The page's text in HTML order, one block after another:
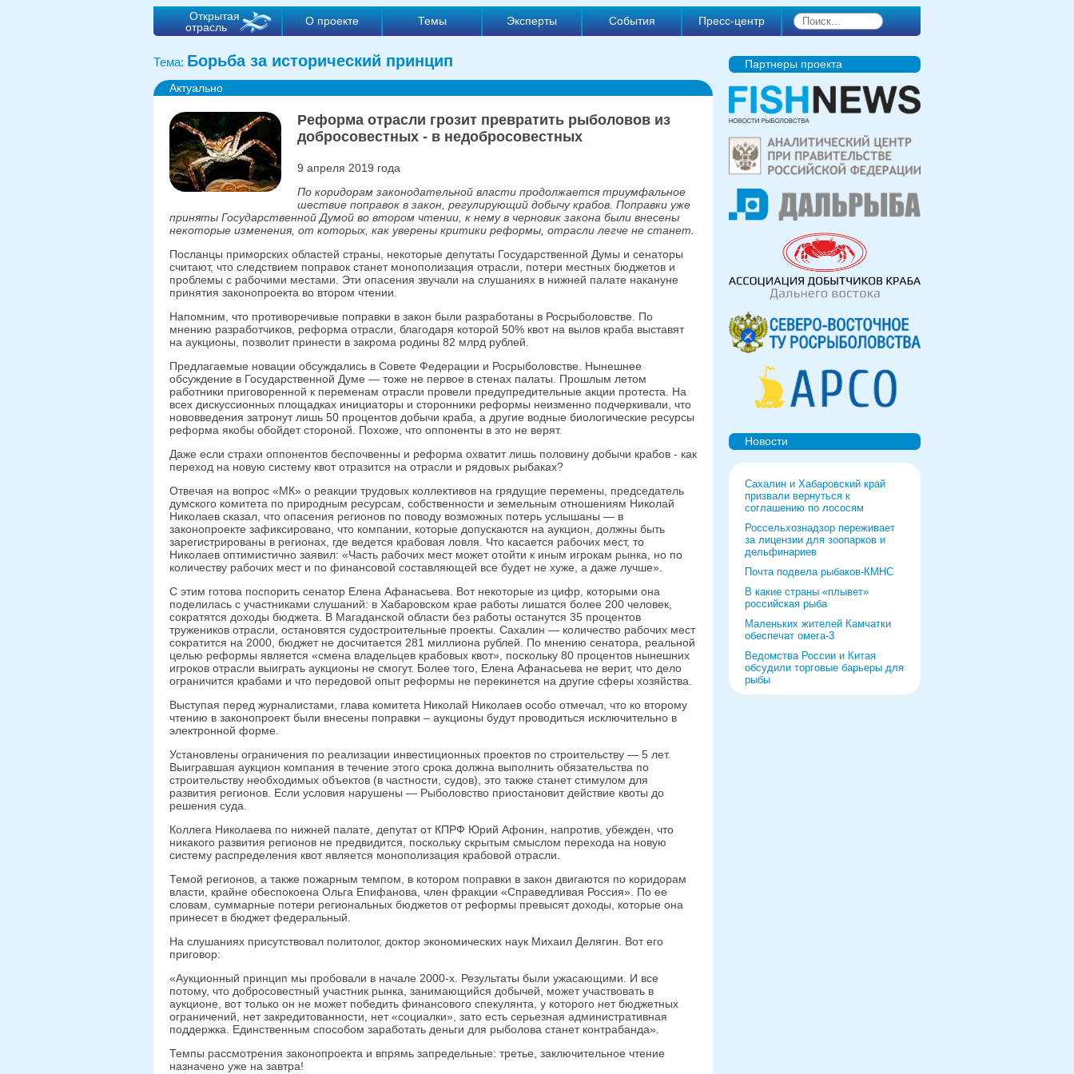
Открытая
отрасль
О проекте Темы Эксперты События Пресс-центр
Тема: Борьба за исторический принцип
Актуально
Реформа отрасли грозит превратить рыболовов из
добросовестных - в недобросовестных
9 апреля 2019 года
По коридорам законодательной власти продолжается триумфальное
шествие поправок в закон, регулирующий добычу крабов. Поправки уже
приняты Государственной Думой во втором чтении, к нему в черновик закона были внесены
некоторые изменения, от которых, как уверены критики реформы, отрасли легче не станет.
Посланцы приморских областей страны, некоторые депутаты Государственной Думы и сенаторы
считают, что следствием поправок станет монополизация отрасли, потери местных бюджетов и
проблемы с рабочими местами. Эти опасения звучали на слушаниях в нижней палате накануне
принятия законопроекта во втором чтении.
Напомним, что противоречивые поправки в закон были разработаны в Росрыболовстве. По
мнению разработчиков, реформа отрасли, благодаря которой 50% квот на вылов краба выставят
на аукционы, позволит принести в закрома родины 82 млрд рублей.
Предлагаемые новации обсуждались в Совете Федерации и Росрыболовстве. Нынешнее
обсуждение в Государственной Думе — тоже не первое в стенах палаты. Прошлым летом
работники приговоренной к переменам отрасли провели предупредительные акции протеста. На
всех дискуссионных площадках инициаторы и сторонники реформы неизменно подчеркивали, что
нововведения затронут лишь 50 процентов добычи краба, а другие водные биологические ресурсы
реформа якобы обойдет стороной. Похоже, что оппоненты в это не верят.
Даже если страхи оппонентов беспочвенны и реформа охватит лишь половину добычи крабов - как
переход на новую систему квот отразится на отрасли и рядовых рыбаках?
Отвечая на вопрос «МК» о реакции трудовых коллективов на грядущие перемены, председатель
думского комитета по природным ресурсам, собственности и земельным отношениям Николай
Николаев сказал, что опасения регионов по поводу возможных потерь услышаны — в
законопроекте зафиксировано, что компании, которые допускаются на аукцион, должны быть
зарегистрированы в регионах, где ведется крабовая ловля. Что касается рабочих мест, то
Николаев оптимистично заявил: «Часть рабочих мест может отойти к иным игрокам рынка, но по
количеству рабочих мест и по финансовой составляющей все будет не хуже, а даже лучше».
С этим готова поспорить сенатор Елена Афанасьева. Вот некоторые из цифр, которыми она
поделилась с участниками слушаний: в Хабаровском крае работы лишатся более 200 человек,
сократятся доходы бюджета. В Магаданской области без работы останутся 35 процентов
тружеников отрасли, остановятся судостроительные проекты. Сахалин — количество рабочих мест
сократится на 2000, бюджет не досчитается 281 миллиона рублей. По мнению сенатора, реальной
целью реформы является «смена владельцев крабовых квот», поскольку 80 процентов нынешних
игроков отрасли выиграть аукционы не смогут. Более того, Елена Афанасьева не верит, что дело
ограничится крабами и что передовой опыт реформы не перекинется на другие сферы хозяйства.
Выступая перед журналистами, глава комитета Николай Николаев особо отмечал, что ко второму
чтению в законопроект были внесены поправки – аукционы будут проводиться исключительно в
электронной форме.
Установлены ограничения по реализации инвестиционных проектов по строительству — 5 лет.
Выигравшая аукцион компания в течение этого срока должна выполнить обязательства по
строительству необходимых объектов (в частности, судов), это также станет стимулом для
развития регионов. Если условия нарушены — Рыболовство приостановит действие квоты до
решения суда.
Коллега Николаева по нижней палате, депутат от КПРФ Юрий Афонин, напротив, убежден, что
никакого развития регионов не предвидится, поскольку скрытым смыслом перехода на новую
систему распределения квот является монополизация крабовой отрасли.
Темой регионов, а также пожарным темпом, в котором поправки в закон двигаются по коридорам
власти, крайне обеспокоена Ольга Епифанова, член фракции «Справедливая Россия». По ее
словам, суммарные потери региональных бюджетов от реформы превысят доходы, которые она
принесет в бюджет федеральный.
На слушаниях присутствовал политолог, доктор экономических наук Михаил Делягин. Вот его
приговор:
«Аукционный принцип мы пробовали в начале 2000-х. Результаты были ужасающими. И все
потому, что добросовестный участник рынка, занимающийся добычей, может участвовать в
аукционе, вот только он не может победить финансового спекулянта, у которого нет бюджетных
ограничений, нет закредитованности, нет «социалки», зато есть серьезная административная
поддержка. Единственным способом заработать деньги для рыболова станет контрабанда».
Темпы рассмотрения законопроекта и впрямь запредельные: третье, заключительное чтение
назначено уже на завтра!
Партнеры проекта
Новости
Сахалин и Хабаровский край
призвали вернуться к
соглашению по лососям
Россельхознадзор переживает
за лицензии для зоопарков и
дельфинариев
Почта подвела рыбаков-КМНС
В какие страны «плывет»
российская рыба
Маленьких жителей Камчатки
обеспечат омега-3
Ведомства России и Китая
обсудили торговые барьеры для
рыбы